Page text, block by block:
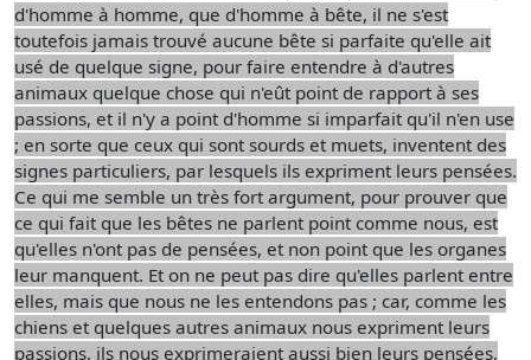
d'homme à homme, que d'homme à bête, il ne s'est
toutefois jamais trouvé aucune bête si parfaite qu'elle ait
usé de quelque signe, pour faire entendre à d'autres
animaux quelque chose qui n'eût point de rapport à ses
passions, et il n'y a point d'homme si imparfait qu'il n'en use
; en sorte que ceux qui sont sourds et muets, inventent des
signes particuliers, par lesquels ils expriment leurs pensées.
Ce qui me semble un très fort argument, pour prouver que
ce qui fait que les bêtes ne parlent point comme nous, est
qu'elles n'ont pas de pensées, et non point que les organes
leur manquent. Et on ne peut pas dire qu'elles parlent entre
elles, mais que nous ne les entendons pas ; car, comme les
chiens et quelques autres animaux nous expriment leurs
passions, ils nous exprimeraient aussi bien leurs pensées,